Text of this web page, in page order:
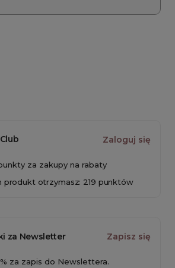
Zaloguj się
za zakupy na rabaty
produkt otrzymasz: 219 punktów
za Newsletter Zapisz się
za zapis do Newslettera.